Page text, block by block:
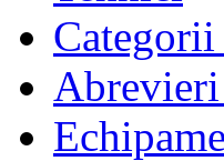
Categorii